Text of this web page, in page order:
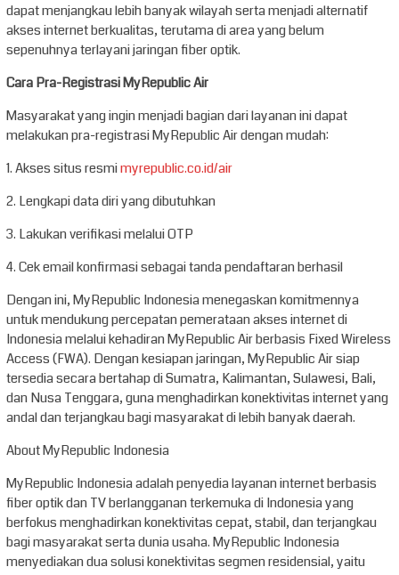
dapat menjangkau lebih banyak wilayah serta menjadi alternatif
akses internet berkualitas, terutama di area yang belum
sepenuhnya terlayani jaringan fiber optik.
Cara Pra-Registrasi MyRepublic Air
Masyarakat yang ingin menjadi bagian dari layanan ini dapat
melakukan pra-registrasi MyRepublic Air dengan mudah:
1. Akses situs resmimyrepublic.co.id/air
2. Lengkapi data diri yang dibutuhkan
3. Lakukan verifikasi melalui OTP
4. Cek email konfirmasi sebagai tanda pendaftaran berhasil
Dengan ini, MyRepublic Indonesia menegaskan komitmennya
untuk mendukung percepatan pemerataan akses internet di
Indonesia melalui kehadiran MyRepublic Air berbasis Fixed Wireless
Access (FWA). Dengan kesiapan jaringan, MyRepublic Air siap
tersedia secara bertahap di Sumatra, Kalimantan, Sulawesi, Bali,
dan Nusa Tenggara, guna menghadirkan konektivitas internet yang
andal dan terjangkau bagi masyarakat di lebih banyak daerah.
About MyRepublic Indonesia
MyRepublic Indonesia adalah penyedia layanan internet berbasis
fiber optik dan TV berlangganan terkemuka di Indonesia yang
berfokus menghadirkan konektivitas cepat, stabil, dan terjangkau
bagi masyarakat serta dunia usaha. MyRepublic Indonesia
menyediakan dua solusi konektivitas segmen residensial, yaitu